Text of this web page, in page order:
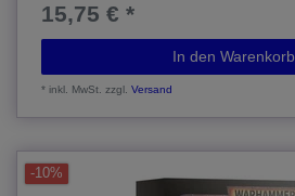
15,75 € *
In den Warenkorb
*inkl. MwSt. zzgl.Versand
-10%